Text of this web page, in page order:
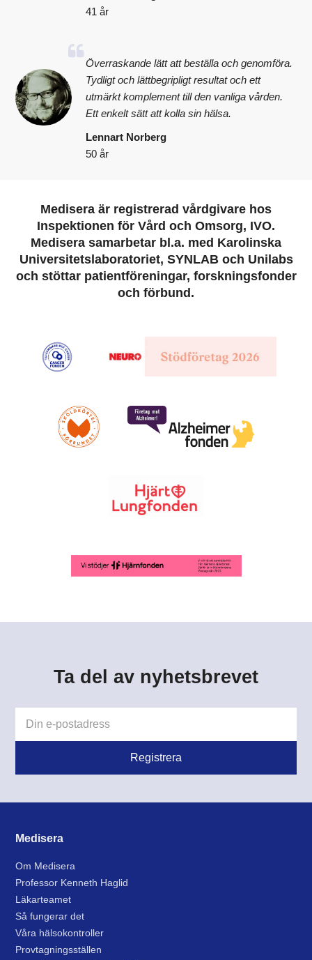
41 år
Överraskande lätt att beställa och genomföra.
Tydligt och lättbegripligt resultat och ett
utmärkt komplement till den vanliga vården.
Ett enkelt sätt att kolla sin hälsa.
Lennart Norberg
50 år
Medisera är registrerad vårdgivare hos
Inspektionen för Vård och Omsorg, IVO.
Medisera samarbetar bl.a. med Karolinska
Universitetslaboratoriet, SYNLAB och Unilabs
och stöttar patientföreningar, forskningsfonder
och förbund.
Ta del av nyhetsbrevet
Medisera
Om Medisera
Professor Kenneth Haglid
Läkarteamet
Så fungerar det
Våra hälsokontroller
Provtagningsställen